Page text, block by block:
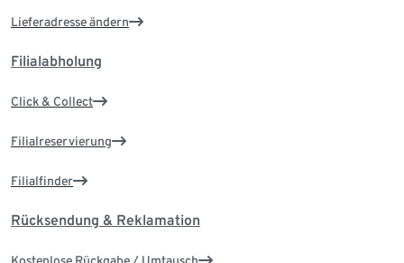
Lieferadresse ändern
Filialabholung
Click & Collect
Filialreservierung
Filialfinder
Rücksendung & Reklamation